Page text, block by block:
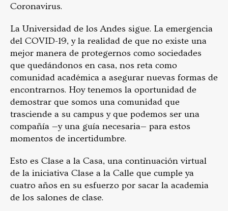
Coronavirus.
La Universidad de los Andes sigue. La emergencia
del COVID-19, y la realidad de que no existe una
mejor manera de protegernos como sociedades
que quedándonos en casa, nos reta como
comunidad académica a asegurar nuevas formas de
encontrarnos. Hoy tenemos la oportunidad de
demostrar que somos una comunidad que
trasciende a su campus y que podemos ser una
compañía —y una guía necesaria— para estos
momentos de incertidumbre.
Esto es Clase a la Casa, una continuación virtual
de la iniciativa Clase a la Calle que cumple ya
cuatro años en su esfuerzo por sacar la academia
de los salones de clase.